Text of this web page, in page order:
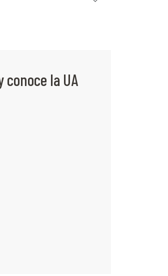
conoce la UA